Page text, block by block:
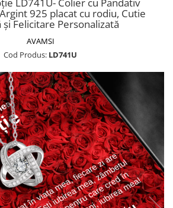
925 placat cu rodiu, Cutie
și Felicitare Personalizată
AVAMSI
Cod Produs: LD741U